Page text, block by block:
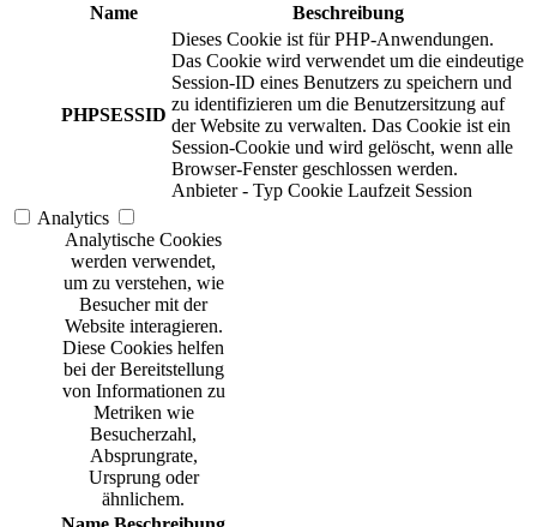
Name
Beschreibung
PHPSESSID
Dieses Cookie ist für PHP-Anwendungen.
Das Cookie wird verwendet um die eindeutige
Session-ID eines Benutzers zu speichern und
zu identifizieren um die Benutzersitzung auf
der Website zu verwalten. Das Cookie ist ein
Session-Cookie und wird gelöscht, wenn alle
Browser-Fenster geschlossen werden.
Anbieter - Typ Cookie Laufzeit Session
Analytics
Analytische Cookies
werden verwendet,
um zu verstehen, wie
Besucher mit der
Website interagieren.
Diese Cookies helfen
bei der Bereitstellung
von Informationen zu
Metriken wie
Besucherzahl,
Absprungrate,
Ursprung oder
ähnlichem.